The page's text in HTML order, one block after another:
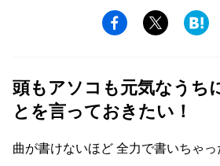
頭もアソコも元気なうち
とを言っておきたい！
曲が書けないほど 全力で書いちゃ